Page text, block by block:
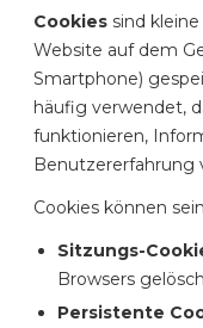
Cookies sind
Website auf dem
Smartphone)
häufig verwendet,
funktionieren,
Benutzererfahrung
Cookies können
Sitzungs-
Browsers
Persistente